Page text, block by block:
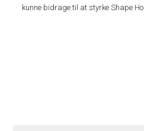
kunne bidrage til at styrke Shape